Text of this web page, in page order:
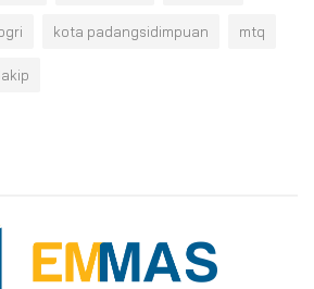
kota padangsidimpuan mtq